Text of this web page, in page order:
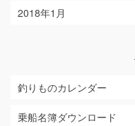
2018年1月
釣りものカレンダー
乗船名簿ダウンロード